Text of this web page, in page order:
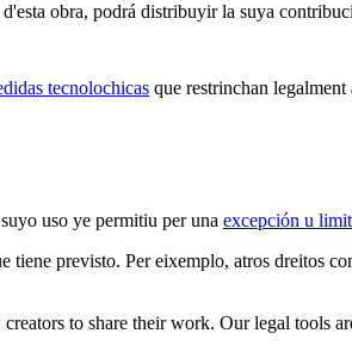
obra, podrá distribuyir la suya
tecnolochicas que restrinchan
uso ye permitiu per una excepción u
tiene previsto. Per eixemplo, atros dreitos
to share their work. Our legal tools